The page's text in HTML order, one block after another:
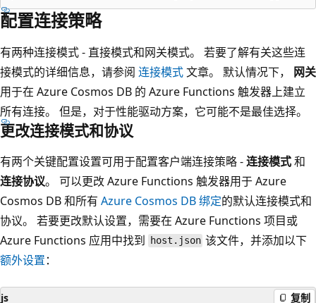
配置连接策略
有两种连接模式 - 直接模式和网关模式。 若要了解有关这些连
接模式的详细信息，请参阅 连接模式文章。 默认情况下， 网关
用于在 Azure Cosmos DB 的 Azure Functions 触发器上建立
所有连接。 但是，对于性能驱动方案，它可能不是最佳选择。
更改连接模式和协议
有两个关键配置设置可用于配置客户端连接策略 -连接模式和
连接协议。 可以更改 Azure Functions 触发器用于 Azure
Cosmos DB 和所有 Azure Cosmos DB 绑定的默认连接模式和
协议。 若要更改默认设置，需要在 Azure Functions 项目或
Azure Functions 应用中找到
host.json 该文件，并添加以下
额外设置：
js 复制